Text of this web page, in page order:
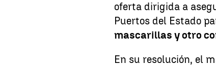
oferta dirigida a
Puertos del Estado
mascarillas y otro
En su resolución, el